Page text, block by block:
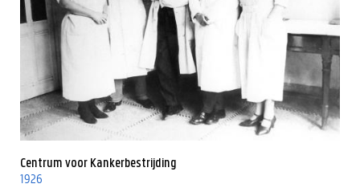
Centrum voor Kankerbestrijding
1926